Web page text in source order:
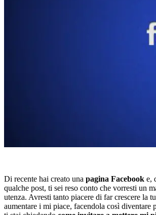
Di recente hai creato una pagina Facebook e,
qualche post, ti sei reso conto che vorresti un
utenza. Avresti tanto piacere di far crescere la
aumentare i mi piace, facendola così diventare